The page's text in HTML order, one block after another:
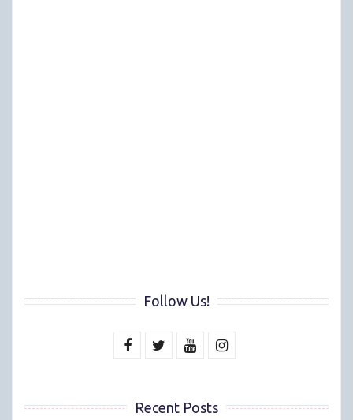
Follow Us!
Recent Posts